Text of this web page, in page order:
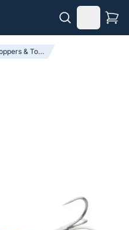
Poppers & Topwater Baits